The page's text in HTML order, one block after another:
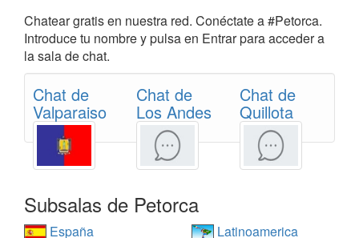
Chatear gratis en nuestra red. Conéctate a #Petorca.
Introduce tu nombre y pulsa en Entrar para acceder a
la sala de chat.
Chat de
Valparaiso
Chat de
Los Andes
Chat de
Quillota
Subsalas de Petorca
España
Latinoamerica